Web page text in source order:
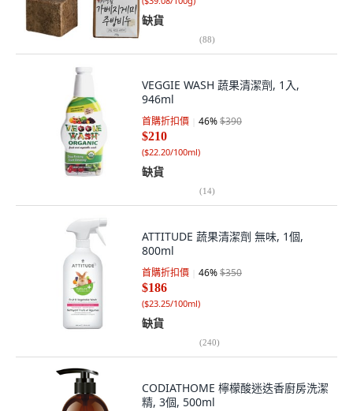
缺貨
(88)
VEGGIE WASH 蔬果清潔劑, 1入,
946ml
首購折扣價 46%$390
$210
($22.20/100ml)
缺貨
(14)
ATTITUDE 蔬果清潔劑 無味, 1個,
800ml
首購折扣價 46%$350
$186
($23.25/100ml)
缺貨
(240)
CODIATHOME 檸檬酸迷迭香廚房洗潔
精, 3個, 500ml